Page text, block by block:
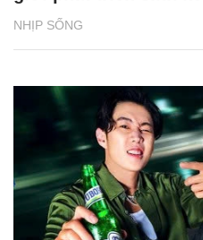
NHỊP SỐNG